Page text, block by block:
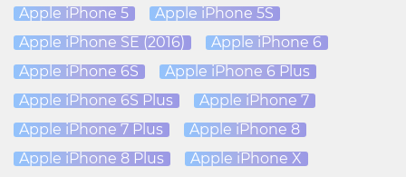
Apple iPhone 5
Apple iPhone 5S
Apple iPhone SE (2016)
Apple iPhone 6
Apple iPhone 6S
Apple iPhone 6 Plus
Apple iPhone 6S Plus
Apple iPhone 7
Apple iPhone 7 Plus
Apple iPhone 8
Apple iPhone 8 Plus
Apple iPhone X